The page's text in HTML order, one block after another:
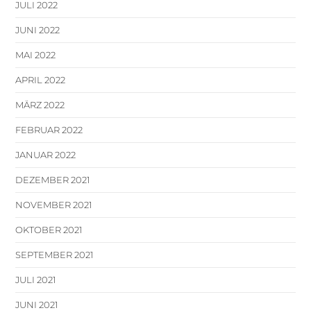
JULI 2022
JUNI 2022
MAI 2022
APRIL 2022
MÄRZ 2022
FEBRUAR 2022
JANUAR 2022
DEZEMBER 2021
NOVEMBER 2021
OKTOBER 2021
SEPTEMBER 2021
JULI 2021
JUNI 2021